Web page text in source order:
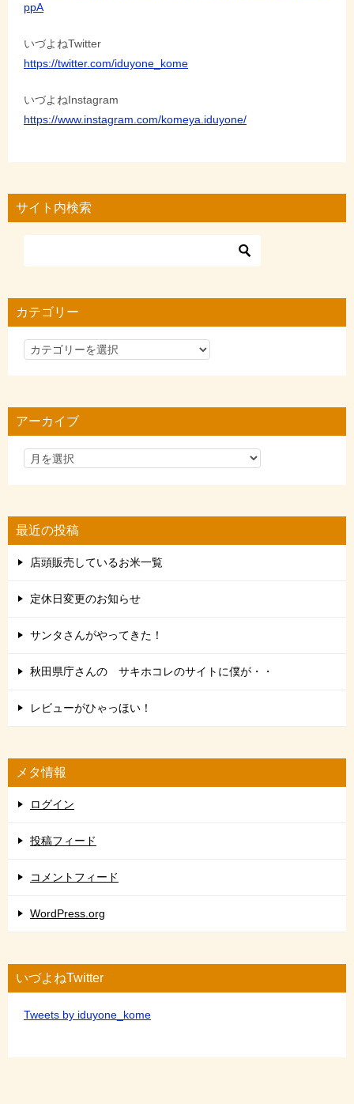
ppA
いづよねTwitter
https://twitter.com/iduyone_kome
いづよねInstagram
https://www.instagram.com/komeya.iduyone/
サイト内検索
カテゴリー
カ
リ
アーカイブ
最近の投稿
店頭販売しているお米一覧
定休日変更のお知らせ
サンタさんがやってきた！
秋田県庁さんの サキホコレのサイトに僕が・・
レビューがひゃっほい！
メタ情報
ログイン
投稿フィード
コメントフィード
WordPress.org
いづよねTwitter
Tweets by iduyone_kome